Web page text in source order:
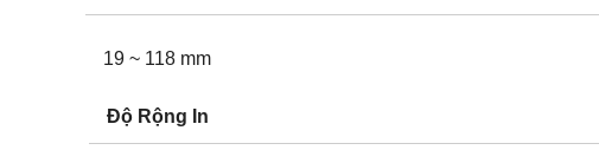
19 ~ 118 mm
Độ Rộng In